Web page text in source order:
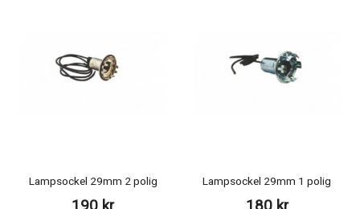
Lampsockel 29mm 2 polig Lampsockel 29mm 1 polig